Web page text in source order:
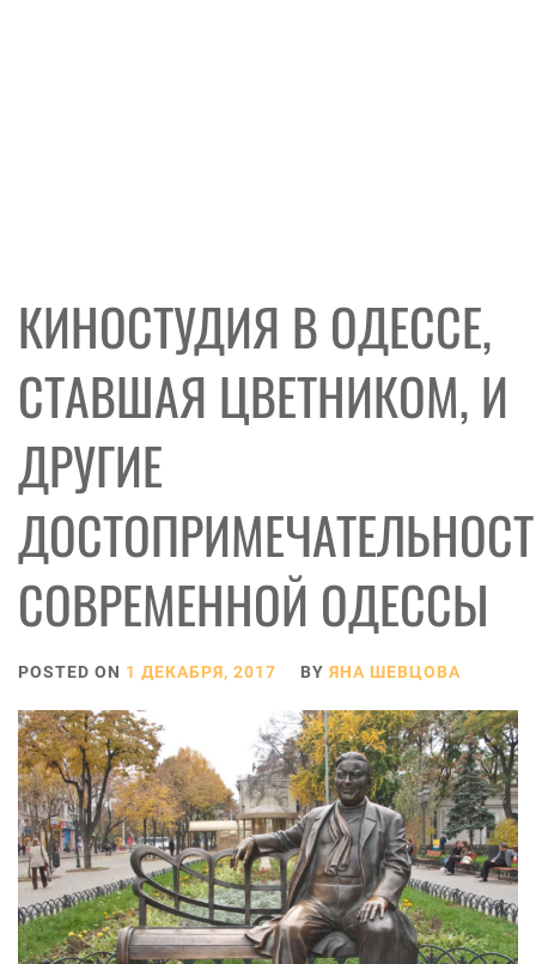
КИНОСТУДИЯ В ОДЕССЕ,
СТАВШАЯ ЦВЕТНИКОМ, И
ДРУГИЕ
СОВРЕМЕННОЙ ОДЕССЫ
POSTED ON 1 ДЕКАБРЯ, 2017 BY ЯНА ШЕВЦОВА